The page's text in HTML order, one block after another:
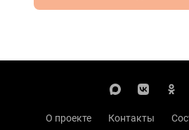
О проекте Контакты